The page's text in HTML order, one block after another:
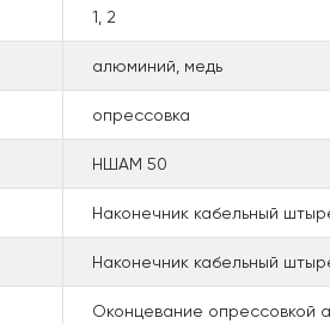
1, 2
алюминий, медь
опрессовка
НШАМ 50
Наконечник кабельный
Наконечник кабельный
Оконцевание опрессовкой